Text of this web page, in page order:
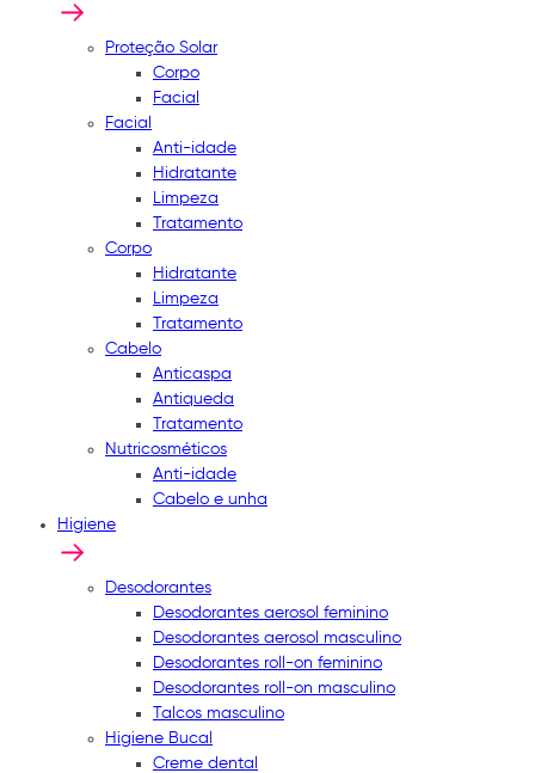
Proteção Solar
Corpo
Facial
Facial
Anti-idade
Hidratante
Limpeza
Tratamento
Corpo
Hidratante
Limpeza
Tratamento
Cabelo
Anticaspa
Antiqueda
Tratamento
Nutricosméticos
Anti-idade
Cabelo e unha
Higiene
Desodorantes
Desodorantes aerosol feminino
Desodorantes aerosol masculino
Desodorantes roll-on feminino
Desodorantes roll-on masculino
Talcos masculino
Higiene Bucal
Creme dental